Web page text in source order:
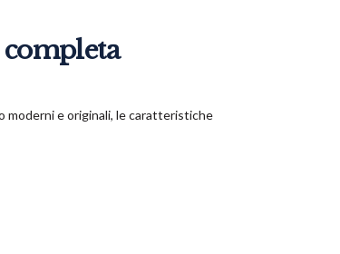
moderni e originali, le caratteristiche